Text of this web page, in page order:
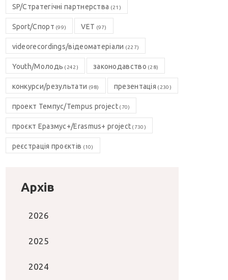
SP/Стратегічні партнерства (21)
Sport/Спорт (99) VET (97)
videorecordings/відеоматеріали (227)
Youth/Молодь (242) законодавство (28)
конкурси/результати (98) презентація (230)
проект Темпус/Tempus project(70)
проєкт Еразмус+/Erasmus+ project (730)
реєстрація проєктів (10)
Архів
2026
2025
2024